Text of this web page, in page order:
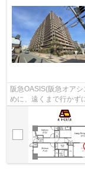
阪急OASIS(阪急オア
めに、遠くまで行かず
マンションタイプにな